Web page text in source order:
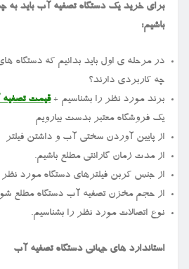
برای خرید یک دستگاه تصفیه آب باید به
باشیم:
در مرحله ی اول باید بدانیم که دستگاه
چه کاربردی دارند؟
برند مورد نظر را بشناسیم +قیمت
یک فروشگاه معتبر بدست بیارویم
از پایین آوردن سختی آب و داشتن فیلتر
از مدت زمان گارانتی مطلع باشیم.
از جنس کربن فیلترهای دستگاه مورد نظر
از حجم مخزن تصفیه آب دستگاه مطلع
نوع اتصالات مورد نظر را بشناسیم.
استاندارد های جهانی دستگاه تصفیه آب